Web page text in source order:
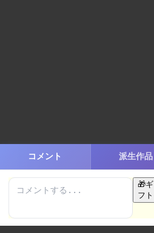
コメント 派生作品
🎁ギ
フト